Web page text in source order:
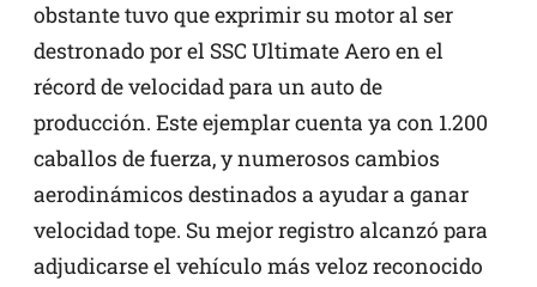
obstante tuvo que exprimir su motor al ser
destronado por el SSC Ultimate Aero en el
récord de velocidad para un auto de
producción. Este ejemplar cuenta ya con 1.200
caballos de fuerza, y numerosos cambios
aerodinámicos destinados a ayudar a ganar
velocidad tope. Su mejor registro alcanzó para
adjudicarse el vehículo más veloz reconocido